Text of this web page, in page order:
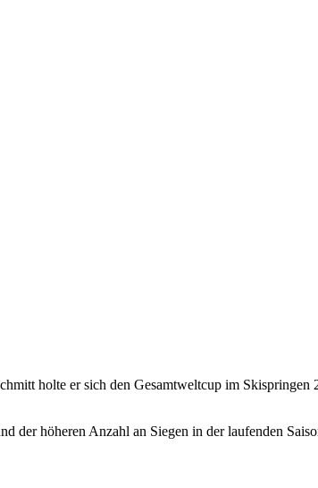
holte er sich den Gesamtweltcup im Skispringen
höheren Anzahl an Siegen in der laufenden